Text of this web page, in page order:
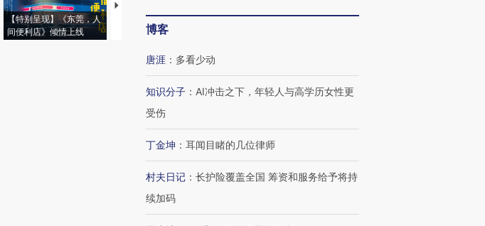
【特别呈现】《东莞，人
间便利店》倾情上线
【推广】走进第四届链博
会，让数智科技“链”接产
【特别呈现】寻找100种
CFO：不靠规模取胜，华
博客
唐涯 ： 多看少动
知识分子 ： AI冲击之下，年轻人与高学历女性更
受伤
丁金坤 ： 耳闻目睹的几位律师
村夫日记 ： 长护险覆盖全国 筹资和服务给予将持
续加码